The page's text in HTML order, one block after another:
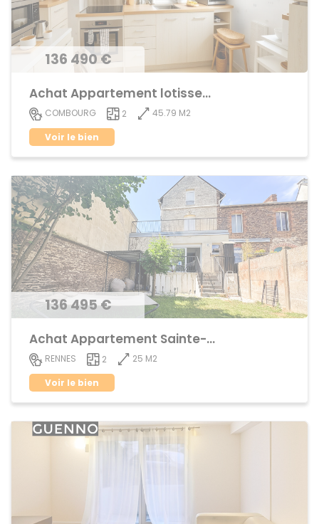
136 490 €
Achat Appartement lotissement
COMBOURG 2
45.79 M2
Voir le bien
136 495 €
Achat Appartement Sainte-Thérèse
RENNES 2
25 M2
Voir le bien